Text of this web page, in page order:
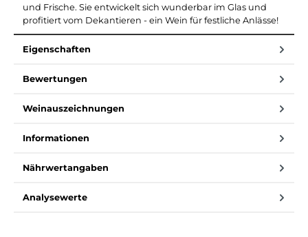
und Frische. Sie entwickelt sich wunderbar im Glas und
profitiert vom Dekantieren - ein Wein für festliche Anlässe!
Eigenschaften
Bewertungen
Weinauszeichnungen
Informationen
Nährwertangaben
Analysewerte